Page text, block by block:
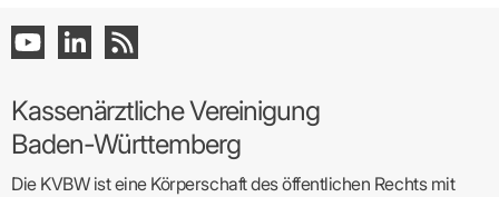
Kassenärztliche Vereinigung
Baden-Württemberg
Die KVBW ist eine Körperschaft des öffentlichen Rechts mit